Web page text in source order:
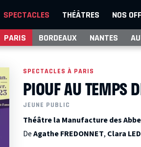
SPECTACLES THÉÂTRES NOS
PARIS BORDEAUX NANTES
SPECTACLES À PARIS
PIOUF AU TEMPS
JEUNE PUBLIC
Théâtre la Manufacture des
DeAgathe FREDONNET, Clara